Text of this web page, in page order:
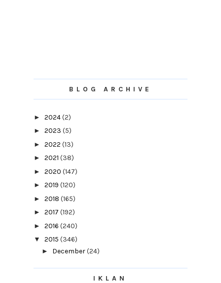
BLOG ARCHIVE
► 2024(2)
► 2023 (5)
► 2022 (13)
► 2021 (38)
► 2020 (147)
► 2019 (120)
► 2018 (165)
► 2017 (192)
► 2016 (240)
▼ 2015 (346)
► December(24)
(39)IKLAN